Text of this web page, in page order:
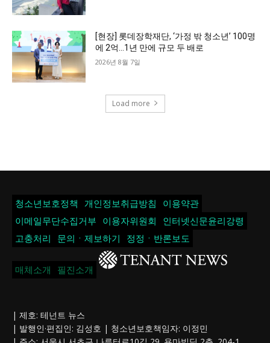
[현장] 롯데장학재단, ‘가정 밖 청소년’ 100명
에 2억…1년 만에 규모 두 배로
2026년 8월 7일
Load more
청소년보호정책 개인정보취급방침
이용약관
이메일무단수집거부
이용자위원회
인터넷신문윤리강령
고충처리
문의ㆍ제보하기 정정ㆍ반론보도
매체소개 필진소개
| 제호: 테넌트 뉴스
| 발행인·편집인: 김성호 | 청소년보호책임자: 이정민